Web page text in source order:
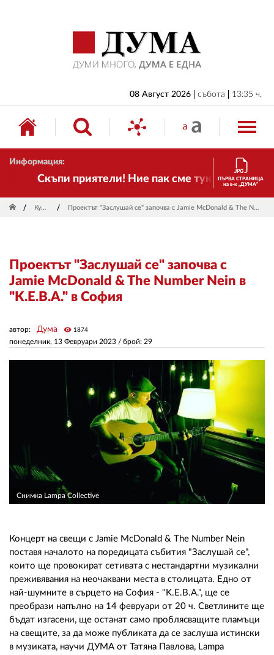
08 Август 2026 събота 13:35 ч.
Информация:
Скъпи приятели! Ние пак сме тук! Времето се
ПЪРВА СТРАНИЦА
на в-к „ДУМА“
Култура Проектът "Заслушай се" започва с Jamie McDonald & The Number Nein в "K.E.B.A." в София
Снимка Lampa Collective
Проектът "Заслушай се" започва с
Jamie McDonald & The Number Nein в
"K.E.B.A." в София
понеделник, 13 Февруари 2023 / брой: 29
автор: Дума visibility 1874
Концерт на свещи с Jamie McDonald & The Number Nein
поставя началото на поредицата събития "Заслушай се",
които ще провокират сетивата с нестандартни музикални
преживявания на неочаквани места в столицата. Едно от
най-шумните в сърцето на София - "K.E.B.A.", ще се
преобрази напълно на 14 февруари от 20 ч. Светлините ще
бъдат изгасени, ще останат само проблясващите пламъци
на свещите, за да може публиката да се заслуша истински
в музиката, научи ДУМА от Татяна Павлова, Lampa
БЪЛГАРИЯ
ИКОНОМИКА
ИЗБОРИ
СВЯТ
ДРУГИ
КОНТАКТИ
РЕКЛАМА
АБОНАМЕНТ
УСЛОВИЯ ЗА ПОЛЗВАНЕ
ПОЛИТИКА ЗА БИСКВИТКИТЕ
ПОЛИТИКАТА ЗА
02 975 20 35